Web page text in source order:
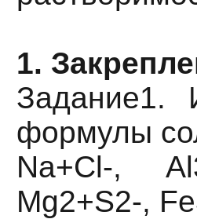
1.
Задание1.
формулы
Na+Cl-,
Mg2+S2-,